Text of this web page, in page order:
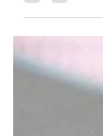
comment cette
de gagner 11